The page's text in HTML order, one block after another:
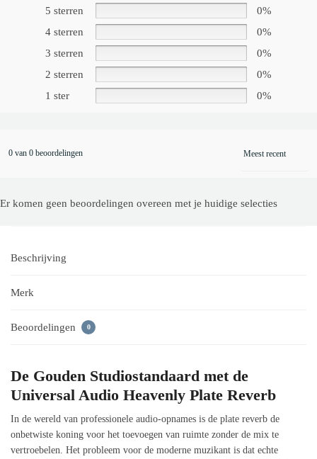
5 sterren
0%
4 sterren
0%
3 sterren
0%
2 sterren
0%
1 ster
0%
0 van 0 beoordelingen
Er komen geen beoordelingen overeen met je huidige selecties
Beschrijving
Merk
Beoordelingen 0
De Gouden Studiostandaard met de
Universal Audio Heavenly Plate Reverb
In de wereld van professionele audio-opnames is de plate reverb de
onbetwiste koning voor het toevoegen van ruimte zonder de mix te
vertroebelen. Het probleem voor de moderne muzikant is dat echte